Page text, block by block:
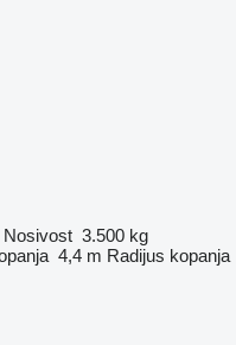
Nosivost 3.500 kg
4,4 m Radijus kopanja